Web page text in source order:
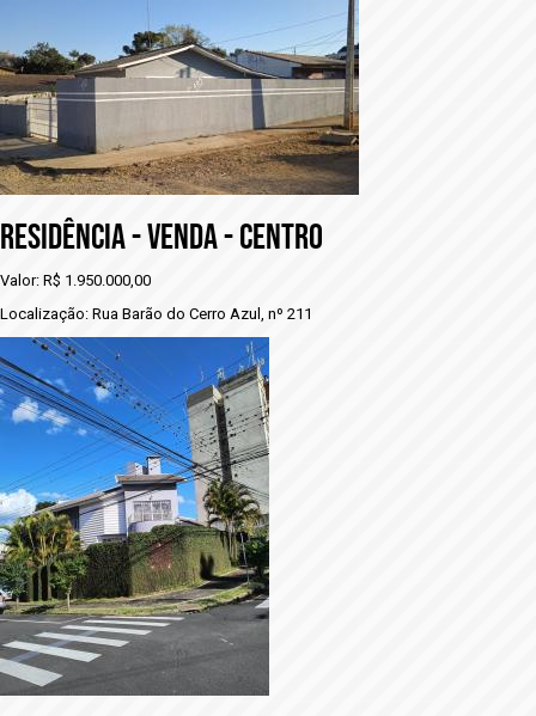
RESIDÊNCIA - VENDA - CENTRO
Valor: R$ 1.950.000,00
Localização: Rua Barão do Cerro Azul, nº 211